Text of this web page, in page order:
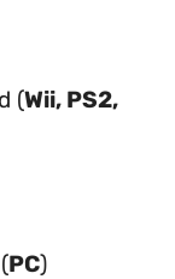
(Wii, PS2,
PC)